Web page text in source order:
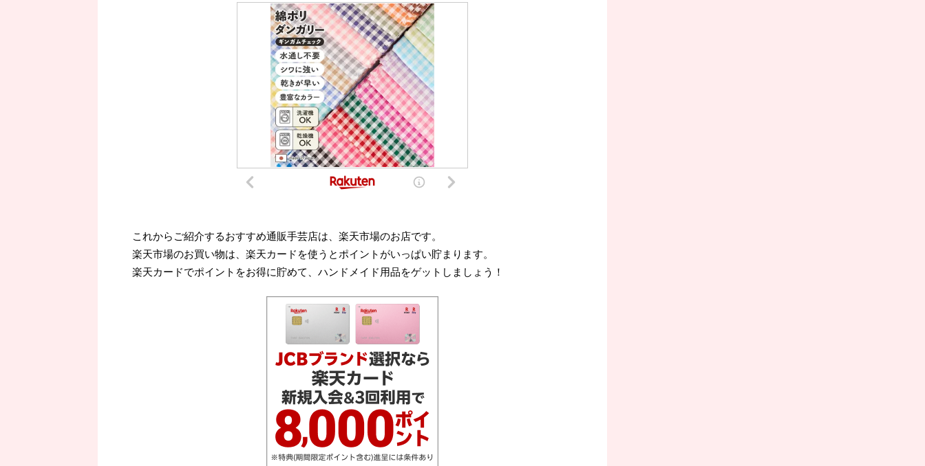
これからご紹介するおすすめ通販手芸店は、楽天市場のお店です。
楽天市場のお買い物は、楽天カードを使うとポイントがいっぱい貯まります。
楽天カードでポイントをお得に貯めて、ハンドメイド用品をゲットしましょう！